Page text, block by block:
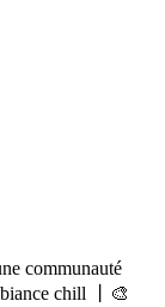
communauté
chill 丨🎨